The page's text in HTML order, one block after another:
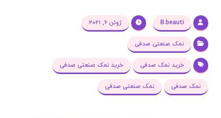
B.beauti ژوئن ۶, ۲۰۲۱
نمک صنعتی صدفی
خرید نمک صدفی خرید نمک صنعتی صدفی
نمک صدفی نمک صنعتی صدفی